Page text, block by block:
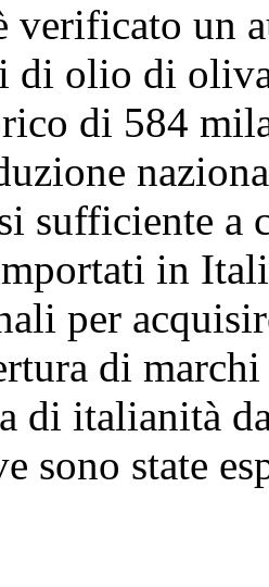
verificato un
di olio di
di 584
sufficiente
in
per
di
di italianità
sono state